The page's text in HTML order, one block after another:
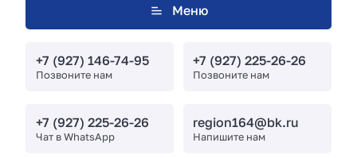
Меню
+7 (927) 146-74-95
Позвоните нам
+7 (927) 225-26-26
Позвоните нам
+7 (927) 225-26-26
Чат в WhatsApp
region164@bk.ru
Напишите нам